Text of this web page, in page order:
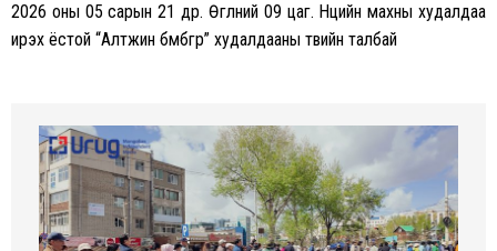
2026 оны 05 сарын 21 өдөр. Өглөөний 09 цаг. Нөөцийн махны худалдаа
ирэх ёстой “Алтжин бөмбөгөр” худалдааны төвийн талбай